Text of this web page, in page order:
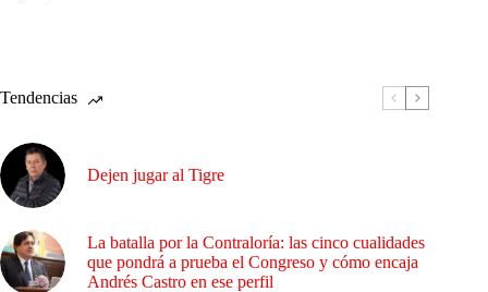
Tendencias
Dejen jugar al Tigre
La batalla por la Contraloría: las cinco cualidades
que pondrá a prueba el Congreso y cómo encaja
Andrés Castro en ese perfil